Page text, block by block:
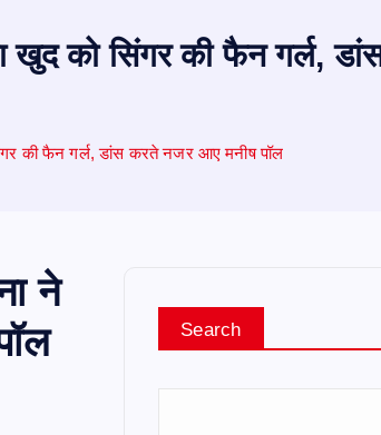
खुद को सिंगर की फैन गर्ल,
की फैन गर्ल, डांस करते नजर आए मनीष पॉल
ने
Search